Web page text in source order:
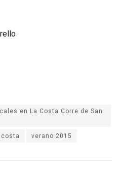
en La Costa Corre de San
verano 2015